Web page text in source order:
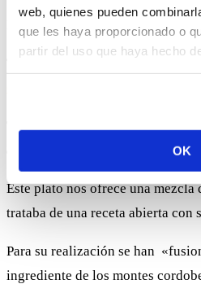
web, quienes pueden
que les haya proporcionado o
partir del uso que haya hecho
OK
Nuestras propuestas para este
TAPA TRADICIONAL
Este plato nos ofrece una mezcla
trataba de una receta abierta con
Para su realización se han
ingrediente de los montes